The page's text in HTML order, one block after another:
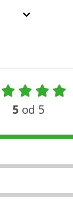
5 od 5